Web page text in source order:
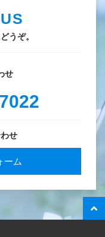
うぞ。
せ
せ
ーム